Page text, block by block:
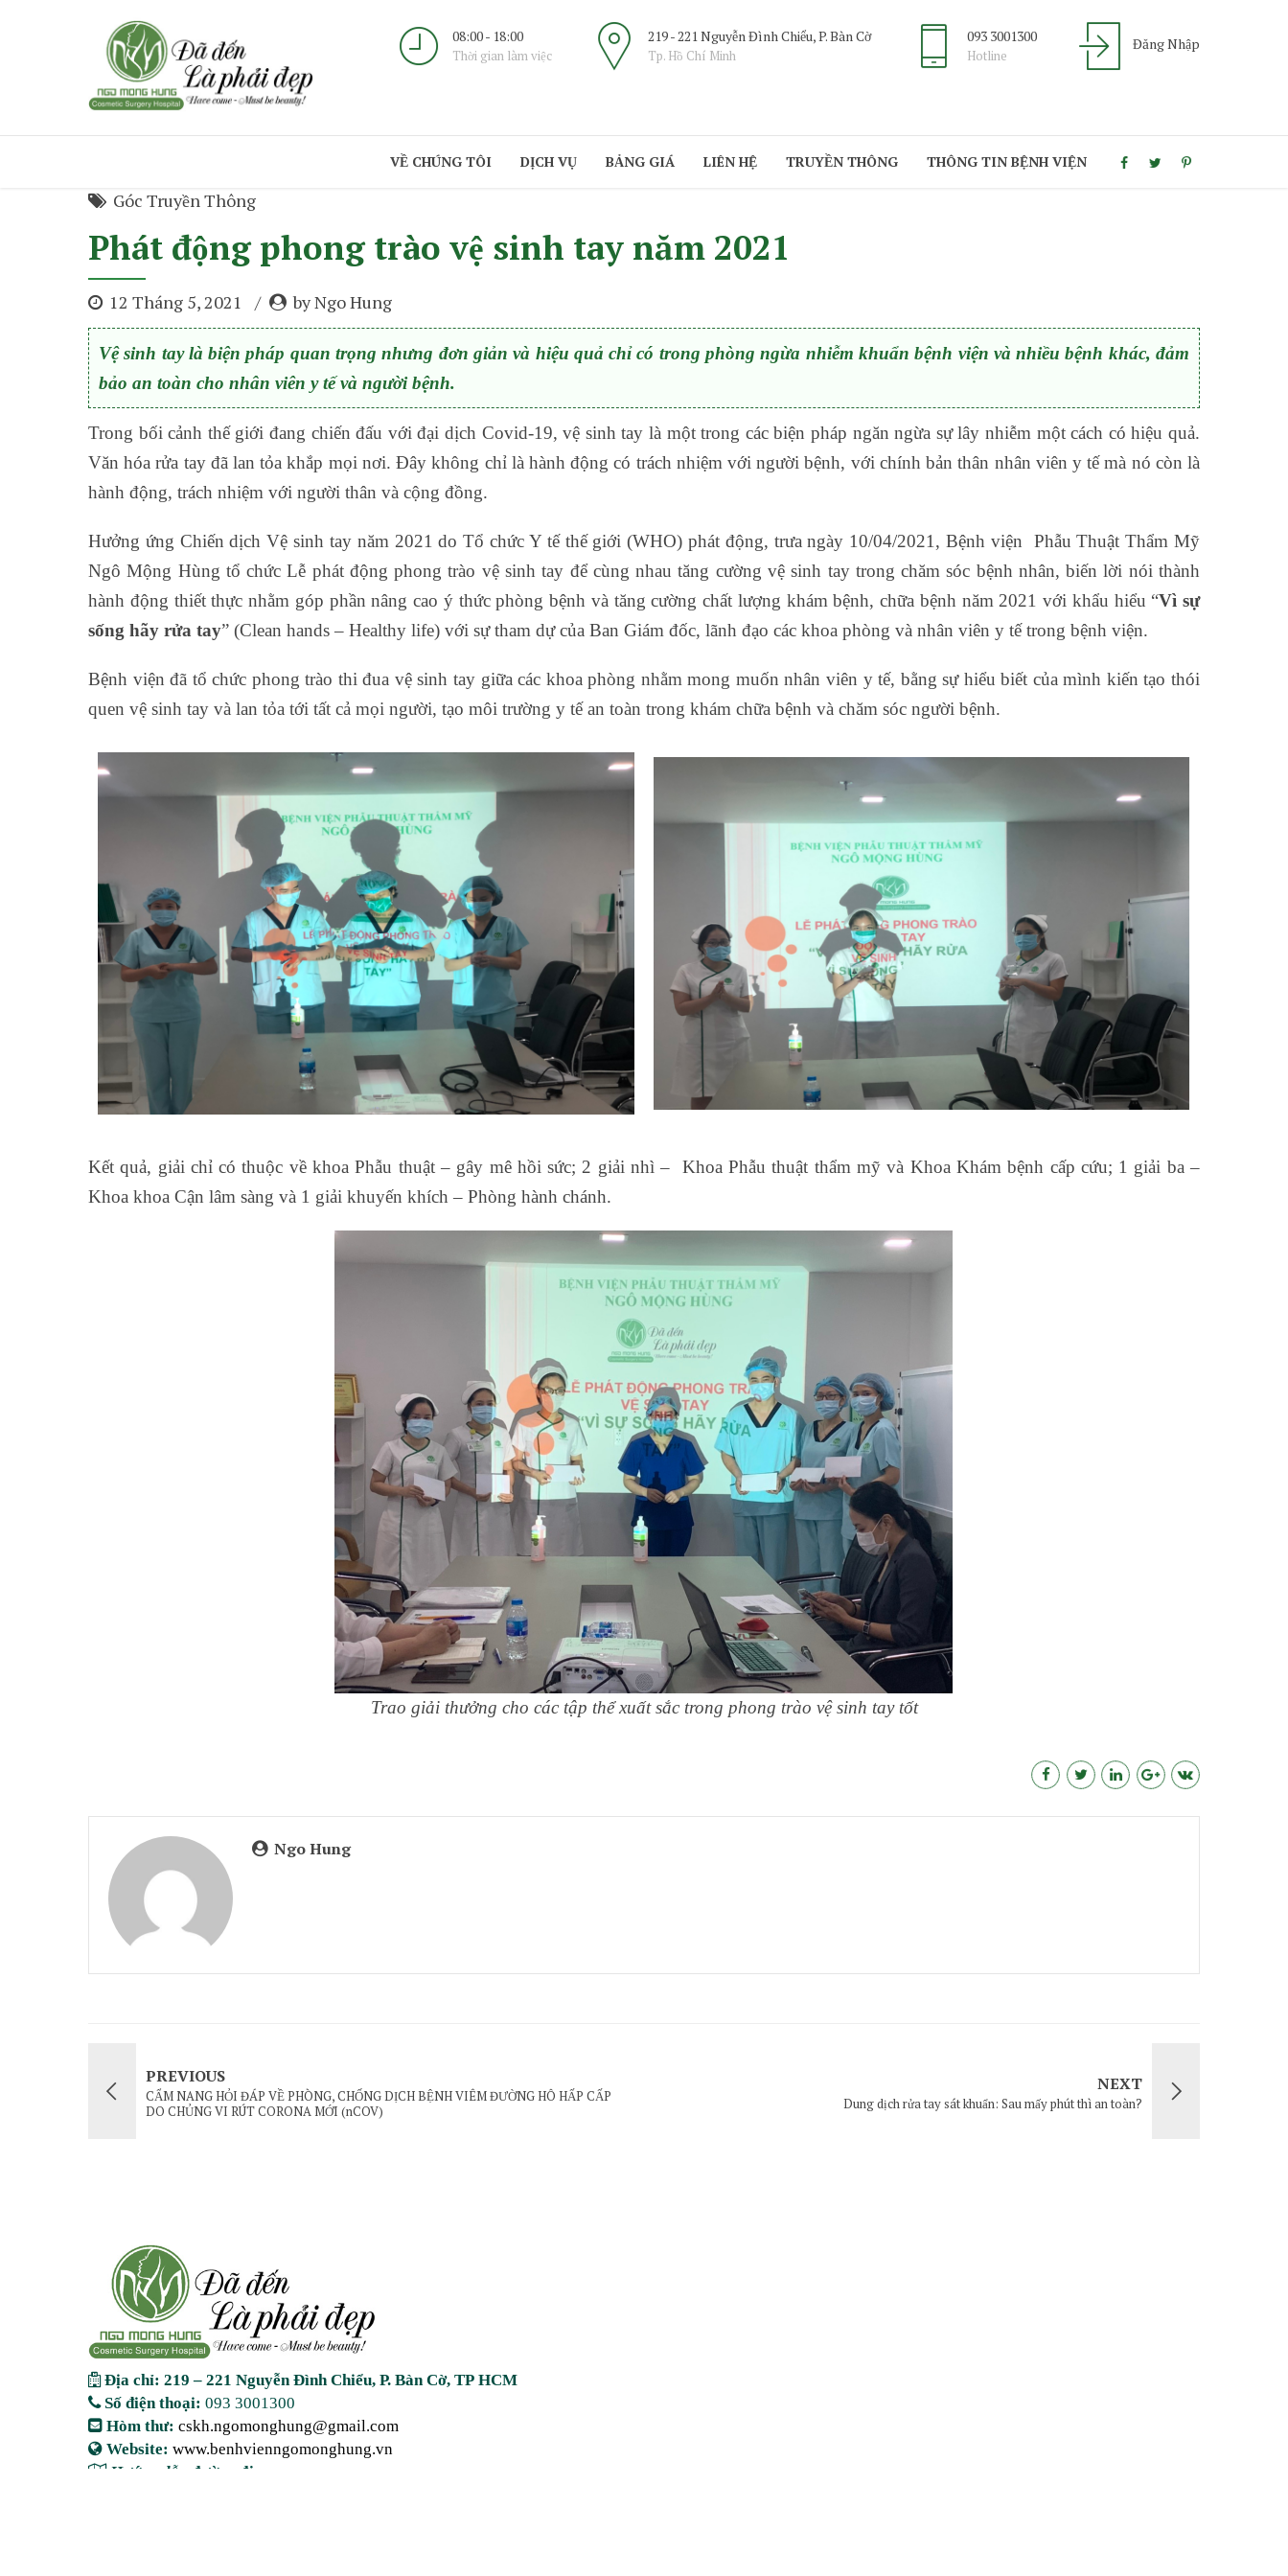
08:00 - 18:00
Thời gian làm việc
219 - 221 Nguyễn Đình Chiểu, P. Bàn Cờ
Tp. Hồ Chí Minh
093 3001300
Hotline
Đăng Nhập
VỀ CHÚNG TÔI DỊCH VỤ BẢNG GIÁ LIÊN HỆ TRUYỀN THÔNG THÔNG TIN BỆNH VIỆN
Góc Truyền Thông
Phát động phong trào vệ sinh tay năm 2021
12 Tháng 5, 2021 by Ngo Hung
Vệ sinh tay là biện pháp quan trọng nhưng đơn giản và hiệu quả chỉ có trong phòng ngừa nhiễm khuẩn bệnh viện và nhiều bệnh khác, đảm
bảo an toàn cho nhân viên y tế và người bệnh.
Trong bối cảnh thế giới đang chiến đấu với đại dịch Covid-19, vệ sinh tay là một trong các biện pháp ngăn ngừa sự lây nhiễm một cách có hiệu quả.
Văn hóa rửa tay đã lan tỏa khắp mọi nơi. Đây không chỉ là hành động có trách nhiệm với người bệnh, với chính bản thân nhân viên y tế mà nó còn là
hành động, trách nhiệm với người thân và cộng đồng.
Hưởng ứng Chiến dịch Vệ sinh tay năm 2021 do Tổ chức Y tế thế giới (WHO) phát động, trưa ngày 10/04/2021, Bệnh viện Phẫu Thuật Thẩm Mỹ
Ngô Mộng Hùng tổ chức Lễ phát động phong trào vệ sinh tay để cùng nhau tăng cường vệ sinh tay trong chăm sóc bệnh nhân, biến lời nói thành
hành động thiết thực nhằm góp phần nâng cao ý thức phòng bệnh và tăng cường chất lượng khám bệnh, chữa bệnh năm 2021 với khẩu hiểu “Vì sự
sống hãy rửa tay” (Clean hands – Healthy life) với sự tham dự của Ban Giám đốc, lãnh đạo các khoa phòng và nhân viên y tế trong bệnh viện.
Bệnh viện đã tổ chức phong trào thi đua vệ sinh tay giữa các khoa phòng nhằm mong muốn nhân viên y tế, bằng sự hiểu biết của mình kiến tạo thói
quen vệ sinh tay và lan tỏa tới tất cả mọi người, tạo môi trường y tế an toàn trong khám chữa bệnh và chăm sóc người bệnh.
Kết quả, giải chỉ có thuộc về khoa Phẫu thuật – gây mê hồi sức; 2 giải nhì – Khoa Phẫu thuật thẩm mỹ và Khoa Khám bệnh cấp cứu; 1 giải ba –
Khoa khoa Cận lâm sàng và 1 giải khuyến khích – Phòng hành chánh.
Trao giải thưởng cho các tập thể xuất sắc trong phong trào vệ sinh tay tốt
Ngo Hung
PREVIOUS
CẨM NANG HỎI ĐÁP VỀ PHÒNG, CHỐNG DỊCH BỆNH VIÊM ĐƯỜNG HÔ HẤP CẤP
DO CHỦNG VI RÚT CORONA MỚI (nCOV)
NEXT
Dung dịch rửa tay sát khuẩn: Sau mấy phút thì an toàn?
Địa chỉ: 219 – 221 Nguyễn Đình Chiểu, P. Bàn Cờ, TP HCM
Số điện thoại: 093 3001300
Hòm thư: cskh.ngomonghung@gmail.com
Website: www.benhvienngomonghung.vn
Hướng dẫn đường đi